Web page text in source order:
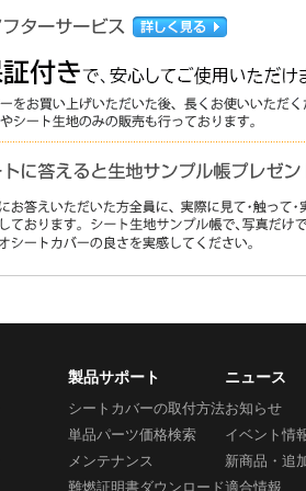
製品サポート
シートカバーの取付方法
単品パーツ価格検索
メンテナンス
難燃証明書ダウンロード
ニュース
お知らせ
イベント情
新商品・追
適合情報